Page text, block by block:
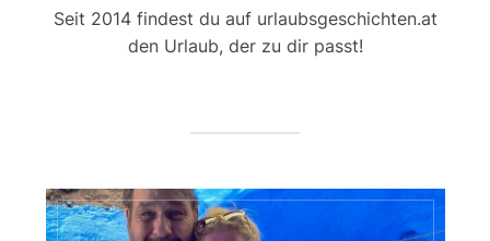
Seit 2014 findest du auf urlaubsgeschichten.at
den Urlaub, der zu dir passt!